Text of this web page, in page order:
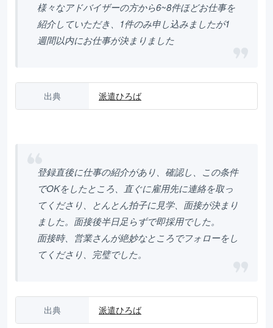
様々なアドバイザーの方から6~8件ほどお仕事を
紹介していただき、1件のみ申し込みましたが1
週間以内にお仕事が決まりました
出典 派遣ひろば
登録直後に仕事の紹介があり、確認し、この条件
でOKをしたところ、直ぐに雇用先に連絡を取っ
てくださり、とんとん拍子に見学、面接が決まり
ました。面接後半日足らずで即採用でした。
面接時、営業さんが絶妙なところでフォローをし
てくださり、完璧でした。
出典 派遣ひろば